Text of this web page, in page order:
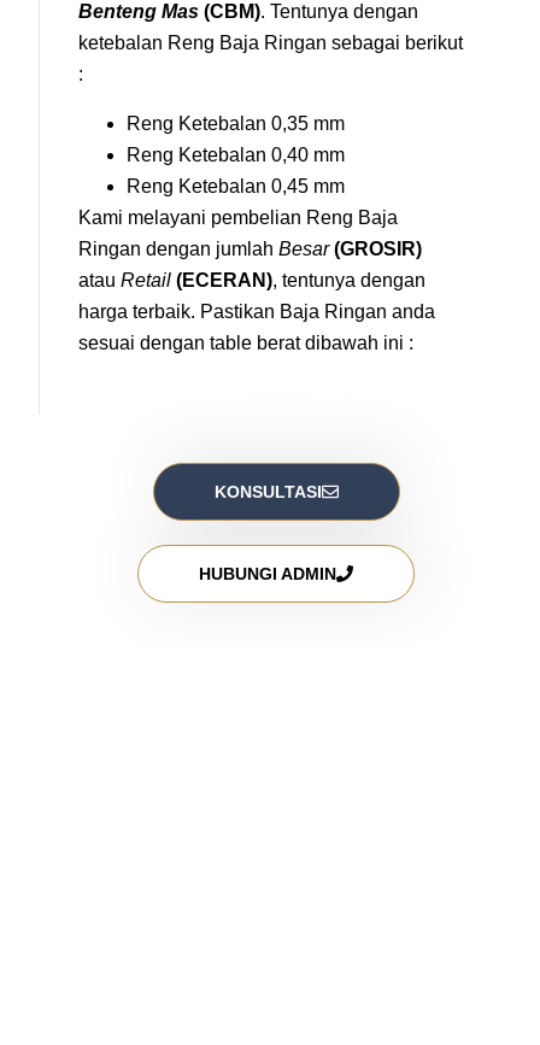
Benteng Mas (CBM). Tentunya dengan
ketebalan Reng Baja Ringan sebagai berikut
:
Reng Ketebalan 0,35 mm
Reng Ketebalan 0,40 mm
Reng Ketebalan 0,45 mm
Kami melayani pembelian Reng Baja
Ringan dengan jumlah Besar (GROSIR)
atau Retail (ECERAN), tentunya dengan
harga terbaik. Pastikan Baja Ringan anda
sesuai dengan table berat dibawah ini :
KONSULTASI
HUBUNGI ADMIN